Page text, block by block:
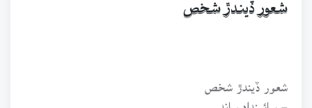
شعور ڏيندڙ شخص
شعور ڏيندڙ شخص
- سائينداد ساند